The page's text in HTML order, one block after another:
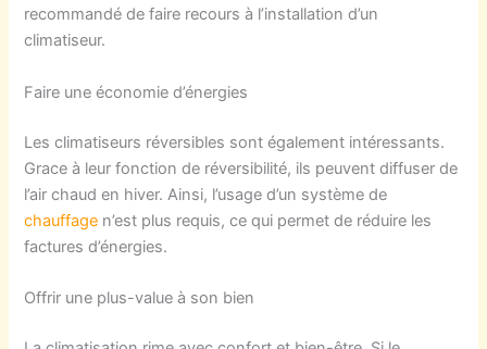
recommandé de faire recours à l’installation d’un
climatiseur.
Faire une économie d’énergies
Les climatiseurs réversibles sont également intéressants.
Grace à leur fonction de réversibilité, ils peuvent diffuser de
l’air chaud en hiver. Ainsi, l’usage d’un système de
chauffage n’est plus requis, ce qui permet de réduire les
factures d’énergies.
Offrir une plus-value à son bien